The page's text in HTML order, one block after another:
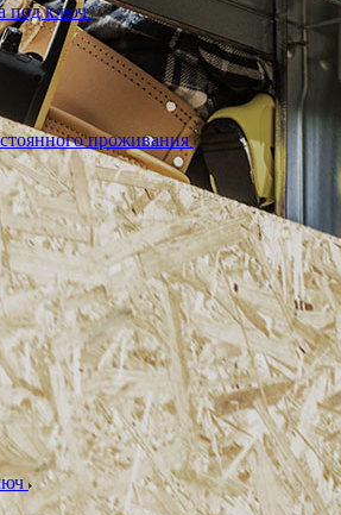
под ключ
проживания